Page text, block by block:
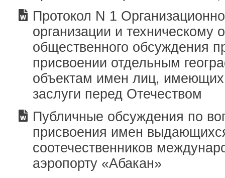
Протокол N 1
организации и техническому
общественного обсуждения
присвоении отдельным
объектам имен лиц,
заслуги перед Отечеством
Публичные обсуждения по
присвоения имен
соотечественников
аэропорту «Абакан»